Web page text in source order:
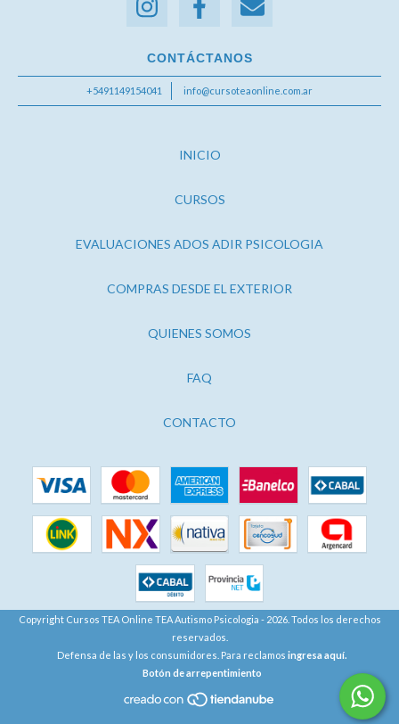
CONTÁCTANOS
+5491149154041 info@cursoteaonline.com.ar
INICIO
CURSOS
EVALUACIONES ADOS ADIR PSICOLOGIA
COMPRAS DESDE EL EXTERIOR
QUIENES SOMOS
FAQ
CONTACTO
Copyright Cursos TEA Online TEA Autismo Psicologia - 2026. Todos los derechos
reservados.
Defensa de las y los consumidores. Para reclamos ingresa aquí.
Botón de arrepentimiento